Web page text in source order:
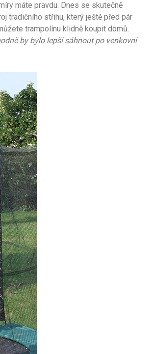
máte pravdu. Dnes se skutečně
tradičního střihu, který ještě před pár
trampolínu klidně koupit domů.
by bylo lepší sáhnout po venkovní